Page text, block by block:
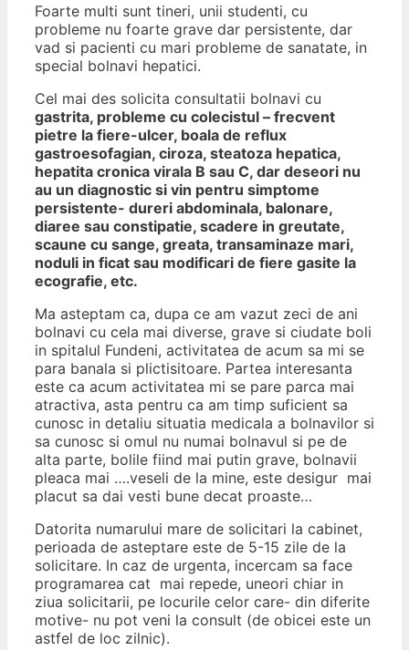
Foarte multi sunt tineri, unii studenti, cu
probleme nu foarte grave dar persistente, dar
vad si pacienti cu mari probleme de sanatate, in
special bolnavi hepatici.
Cel mai des solicita consultatii bolnavi cu
gastrita, probleme cu colecistul – frecvent
pietre la fiere-ulcer, boala de reflux
gastroesofagian, ciroza, steatoza hepatica,
hepatita cronica virala B sau C, dar deseori nu
au un diagnostic si vin pentru simptome
persistente- dureri abdominala, balonare,
diaree sau constipatie, scadere in greutate,
scaune cu sange, greata, transaminaze mari,
noduli in ficat sau modificari de fiere gasite la
ecografie, etc.
Ma asteptam ca, dupa ce am vazut zeci de ani
bolnavi cu cela mai diverse, grave si ciudate boli
in spitalul Fundeni, activitatea de acum sa mi se
para banala si plictisitoare. Partea interesanta
este ca acum activitatea mi se pare parca mai
atractiva, asta pentru ca am timp suficient sa
cunosc in detaliu situatia medicala a bolnavilor si
sa cunosc si omul nu numai bolnavul si pe de
alta parte, bolile fiind mai putin grave, bolnavii
pleaca mai ….veseli de la mine, este desigur mai
placut sa dai vesti bune decat proaste…
Datorita numarului mare de solicitari la cabinet,
perioada de asteptare este de 5-15 zile de la
solicitare. In caz de urgenta, incercam sa face
programarea cat mai repede, uneori chiar in
ziua solicitarii, pe locurile celor care- din diferite
motive- nu pot veni la consult (de obicei este un
astfel de loc zilnic).